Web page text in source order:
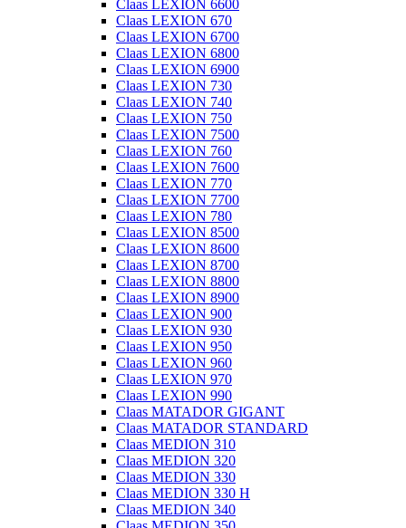
Claas LEXION 6600
Claas LEXION 670
Claas LEXION 6700
Claas LEXION 6800
Claas LEXION 6900
Claas LEXION 730
Claas LEXION 740
Claas LEXION 750
Claas LEXION 7500
Claas LEXION 760
Claas LEXION 7600
Claas LEXION 770
Claas LEXION 7700
Claas LEXION 780
Claas LEXION 8500
Claas LEXION 8600
Claas LEXION 8700
Claas LEXION 8800
Claas LEXION 8900
Claas LEXION 900
Claas LEXION 930
Claas LEXION 950
Claas LEXION 960
Claas LEXION 970
Claas LEXION 990
Claas MATADOR GIGANT
Claas MATADOR STANDARD
Claas MEDION 310
Claas MEDION 320
Claas MEDION 330
Claas MEDION 330 H
Claas MEDION 340